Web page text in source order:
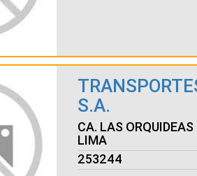
S.A.
CA. LAS
LIMA
253244